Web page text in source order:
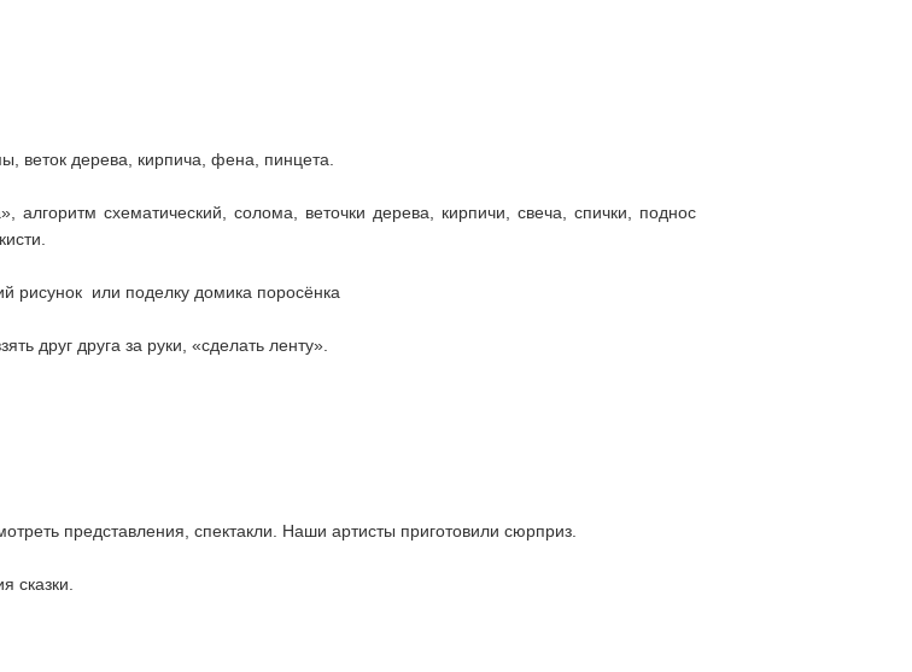
веток дерева, кирпича, фена, пинцета.
алгоритм схематический, солома, веточки дерева, кирпичи, свеча, спички, поднос
рисунок или поделку домика поросёнка
друг друга за руки, «сделать ленту».
представления, спектакли. Наши артисты приготовили сюрприз.
сказки.